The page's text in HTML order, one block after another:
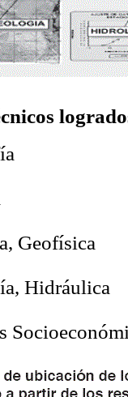
Geofísica
Hidráulica